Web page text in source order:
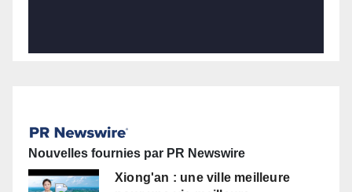
Nouvelles fournies par PR Newswire
Xiong'an : une ville meilleure